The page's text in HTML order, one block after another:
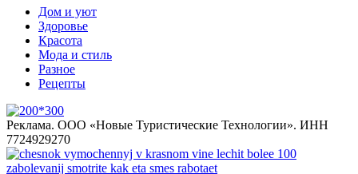
Дом и уют
Здоровье
Красота
Мода и стиль
Разное
Рецепты
Реклама. ООО «Новые Туристические Технологии». ИНН
7724929270